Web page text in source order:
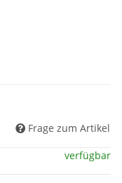
Frage zum Artikel
verfügbar